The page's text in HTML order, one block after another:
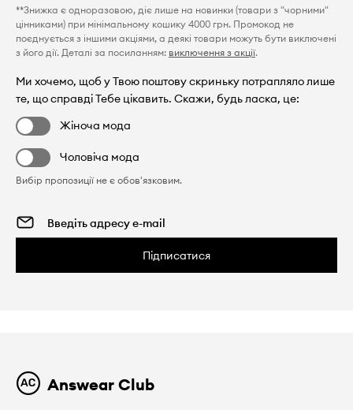
**Знижка є одноразовою, діє лише на новинки (товари з "чорними"
цінниками) при мінімальному кошику 4000 грн. Промокод не
поєднується з іншими акціями, а деякі товари можуть бути виключені
з його дії. Деталі за посиланням: виключення з акції.
Ми хочемо, щоб у Твою поштову скриньку потрапляло лише
те, що справді Тебе цікавить. Скажи, будь ласка, це:
Жіноча мода
Чоловіча мода
Вибір пропозиції не є обов'язковим.
Підписатися
Answear Club